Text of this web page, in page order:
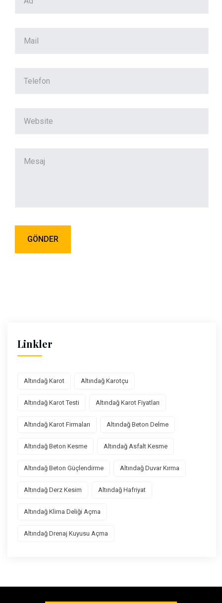
Linkler
Altındağ Karot Altındağ Karotçu
Altındağ Karot Testi Altındağ Karot Fiyatları
Altındağ Karot Firmaları Altındağ Beton Delme
Altındağ Beton Kesme Altındağ Asfalt Kesme
Altındağ Beton Güçlendirme Altındağ Duvar Kırma
Altındağ Derz Kesim Altındağ Hafriyat
Altındağ Klima Deliği Açma
Altındağ Drenaj Kuyusu Açma